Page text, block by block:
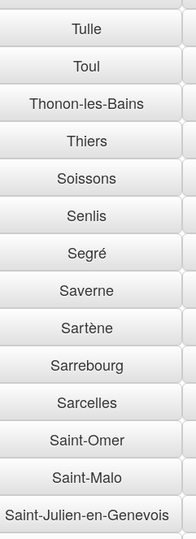
Tulle
Toul
Thonon-les-Bains
Thiers
Soissons
Senlis
Segré
Saverne
Sartène
Sarrebourg
Sarcelles
Saint-Omer
Saint-Malo
Saint-Julien-en-Genevois